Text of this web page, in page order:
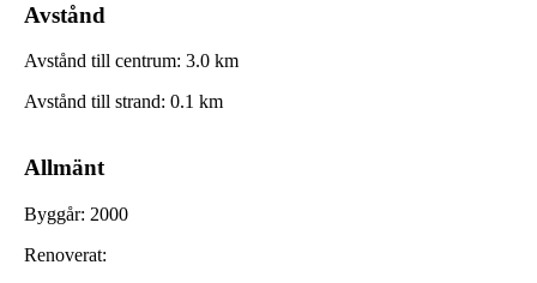
Avstånd
Avstånd till centrum: 3.0 km
Avstånd till strand: 0.1 km
Allmänt
Byggår: 2000
Renoverat: